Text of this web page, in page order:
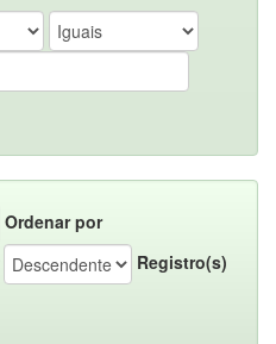
Ordenar por
Registro(s)